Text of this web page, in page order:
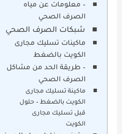
– معلومات عن مياه
الصرف الصحي
شبكات الصرف الصحي
ماكينات تسليك مجارى
الكويت بالضغط
– طريقة الحد من مشاكل
الصرف الصحي
ماكينة تسليك مجارى
الكويت بالضغط – حلول
قبل تسليك مجارى
الكويت